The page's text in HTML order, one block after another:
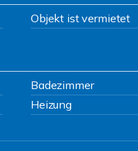
Objekt ist vermietet
Badezimmer
Heizung